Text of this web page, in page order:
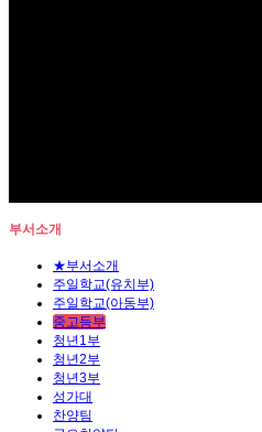
부서소개
★부서소개
주일학교(유치부)
주일학교(아동부)
중고등부
청년1부
청년2부
청년3부
성가대
찬양팀